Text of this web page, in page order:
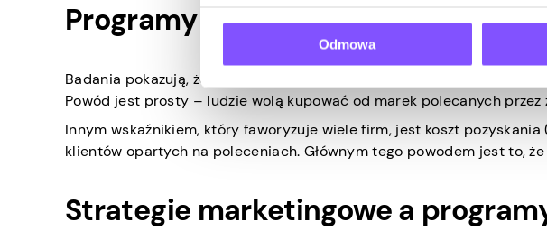
Odmowa
Programy polecające w liczbach
Badania pokazują, że poleceni klienci mają o około
Powód jest prosty – ludzie wolą kupować od marek polecanych przez
Innym wskaźnikiem, który faworyzuje wiele firm, jest koszt
klientów opartych na poleceniach. Głównym tego powodem jest to,
Strategie marketingowe a